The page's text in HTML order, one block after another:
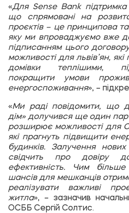
«Для Sense Bank підтримка
що спрямовані на
проєктів – це принципова
яку ми впроваджуємо вже
підписанням цього
можливості для львів’ян,
домівки теплішими,
покращити умови
енергоспоживання», –
«Ми раді повідомити, що
дім» долучився ще один
розширює можливості для
які прагнуть підвищити
будинків. Залучення
свідчить про довіру
ефективність. Чим
шансів для мешканців
реалізувати важливі
житла», – зазначив
ОСББ Сергій Солтис.